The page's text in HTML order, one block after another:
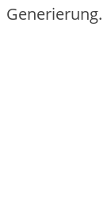
Generierung.